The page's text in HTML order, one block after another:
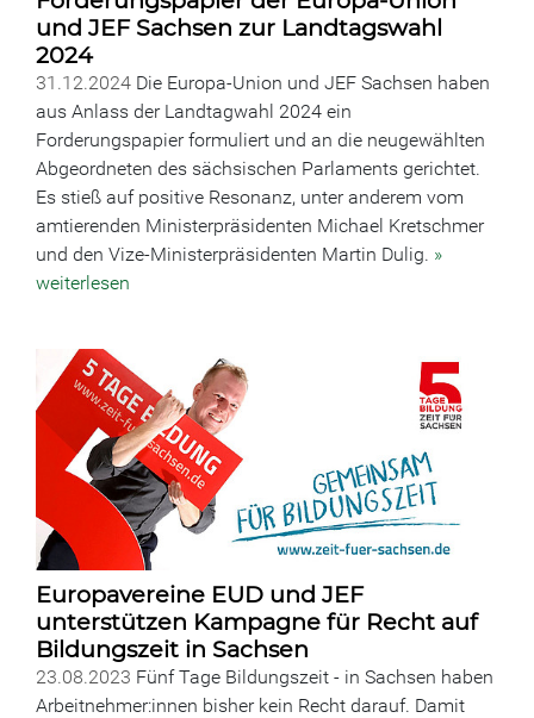
und JEF Sachsen zur Landtagswahl
2024
31.12.2024 Die Europa-Union und JEF Sachsen haben
aus Anlass der Landtagwahl 2024 ein
Forderungspapier formuliert und an die neugewählten
Abgeordneten des sächsischen Parlaments gerichtet.
Es stieß auf positive Resonanz, unter anderem vom
amtierenden Ministerpräsidenten Michael Kretschmer
und den Vize-Ministerpräsidenten Martin Dulig. »
weiterlesen
Europavereine EUD und JEF
unterstützen Kampagne für Recht auf
Bildungszeit in Sachsen
23.08.2023 Fünf Tage Bildungszeit - in Sachsen haben
Arbeitnehmer:innen bisher kein Recht darauf. Damit